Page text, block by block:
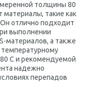
толщины 80
такие как
Он отлично подходит
выполнении
материалов, а также
температурному
C и рекомендуемой
надежно
перепадов